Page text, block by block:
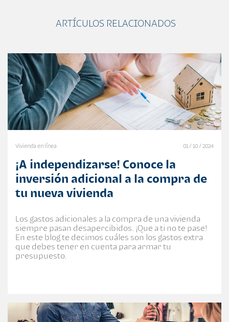
ARTÍCULOS RELACIONADOS
Vivienda en línea 01 / 10 / 2024
¡A independizarse! Conoce la
inversión adicional a la compra de
tu nueva vivienda
Los gastos adicionales a la compra de una vivienda
siempre pasan desapercibidos. ¡Que a ti no te pase!
En este blog te decimos cuáles son los gastos extra
que debes tener en cuenta para armar tu
presupuesto.